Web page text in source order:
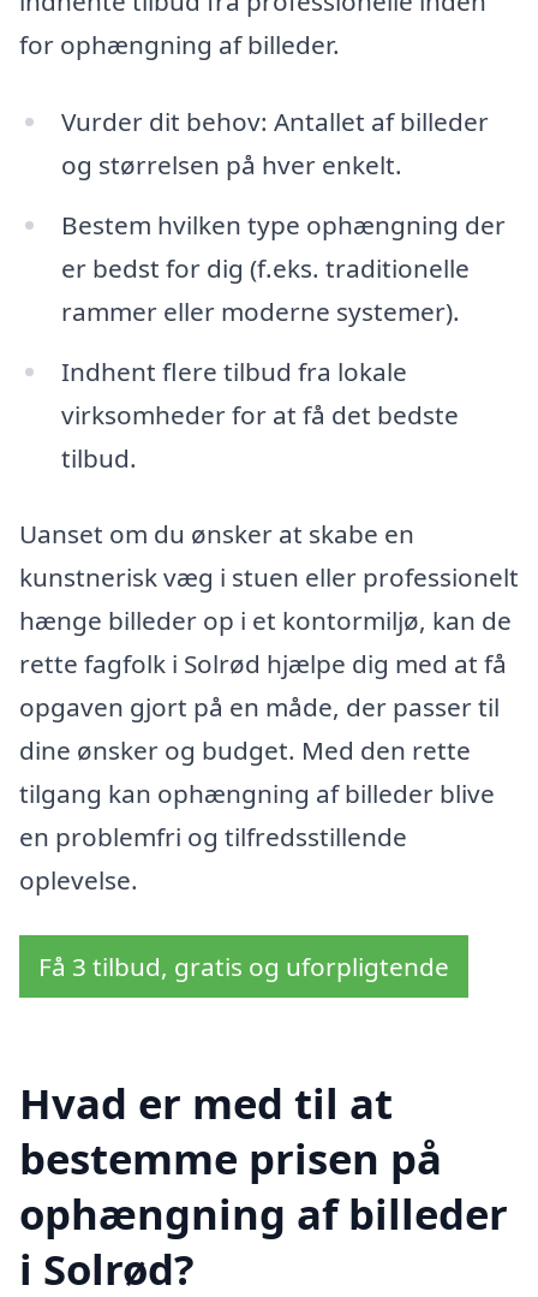
for ophængning af billeder.
Vurder dit behov: Antallet af billeder
og størrelsen på hver enkelt.
Bestem hvilken type ophængning der
er bedst for dig (f.eks. traditionelle
rammer eller moderne systemer).
Indhent flere tilbud fra lokale
virksomheder for at få det bedste
tilbud.
Uanset om du ønsker at skabe en
kunstnerisk væg i stuen eller professionelt
hænge billeder op i et kontormiljø, kan de
rette fagfolk i Solrød hjælpe dig med at få
opgaven gjort på en måde, der passer til
dine ønsker og budget. Med den rette
tilgang kan ophængning af billeder blive
en problemfri og tilfredsstillende
oplevelse.
Få 3 tilbud, gratis og uforpligtende
Hvad er med til at
bestemme prisen på
ophængning af billeder
i Solrød?